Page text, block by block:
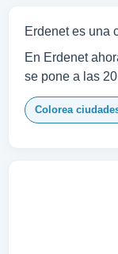
Erdenet es una
En Erdenet
se pone a las
Colorea